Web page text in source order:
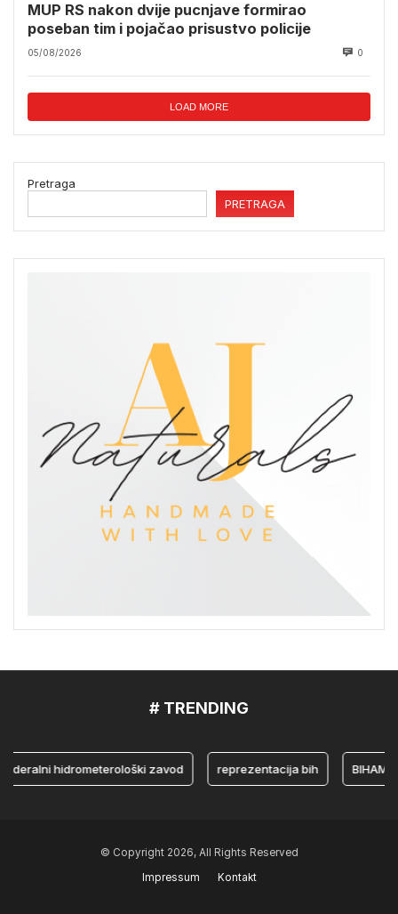
MUP RS nakon dvije pucnjave formirao
poseban tim i pojačao prisustvo policije
05/08/2026 0
LOAD MORE
Pretraga
PRETRAGA
# TRENDING
hidrometerološki zavod reprezentacija bih BIHAMK
© Copyright 2026, All Rights Reserved
Impressum
Kontakt